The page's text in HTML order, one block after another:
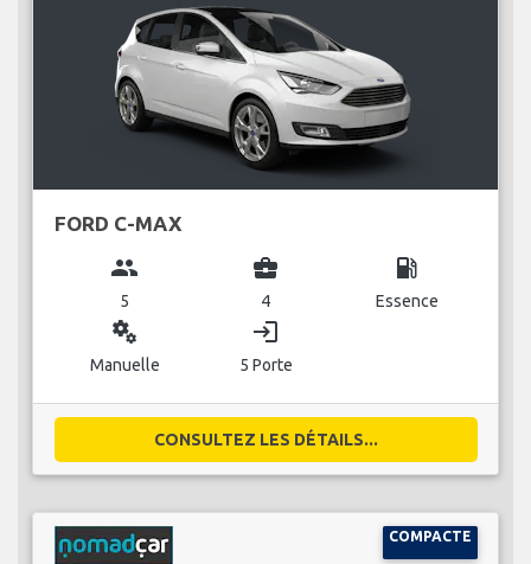
FORD C-MAX
group
5
business_center
4
local_gas_station
Essence
miscellaneous_services
Manuelle
login
5 Porte
CONSULTEZ LES DÉTAILS...
COMPACTE